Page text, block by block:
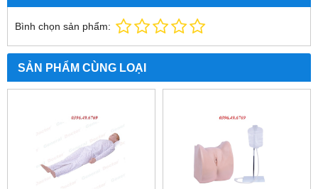
Bình chọn sản phẩm:
SẢN PHẨM CÙNG LOẠI